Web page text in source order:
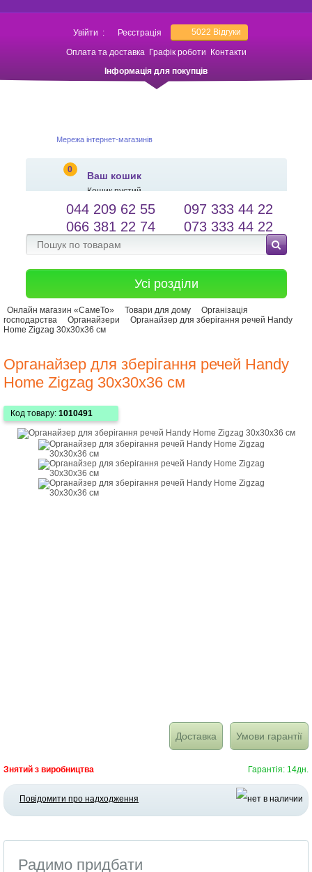
Увійти : Реєстрація 5022 Відгуки
Оплата та доставка Графік роботи
Контакти
Інформація для покупців
Мережа інтернет-магазинів
0
Ваш кошик
Кошик пустий
salessameto@gmail.com
Зворотній зв'язок
Мова сайту
044 209 62 55
097 333 44 22
066 381 22 74
073 333 44 22
Усі розділи
Онлайн магазин «СамеТо» Товари для дому
Організація
господарства
Органайзери
Органайзер для зберігання речей Handy
Home Zigzag 30х30х36 см
Органайзер для зберігання речей Handy
Home Zigzag 30х30х36 см
Код товару: 1010491
Доставка Умови гарантії
Знятий з виробництва Гарантія: 14дн.
Повідомити про надходження
Радимо придбати